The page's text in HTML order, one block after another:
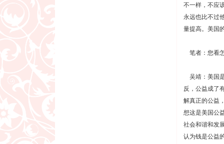
不一样，不应
永远也比不过
量提高。美国
笔者：您看
吴靖：美国
反，公益成了
解真正的公益
想这是美国公
社会和谐和发
认为钱是公益